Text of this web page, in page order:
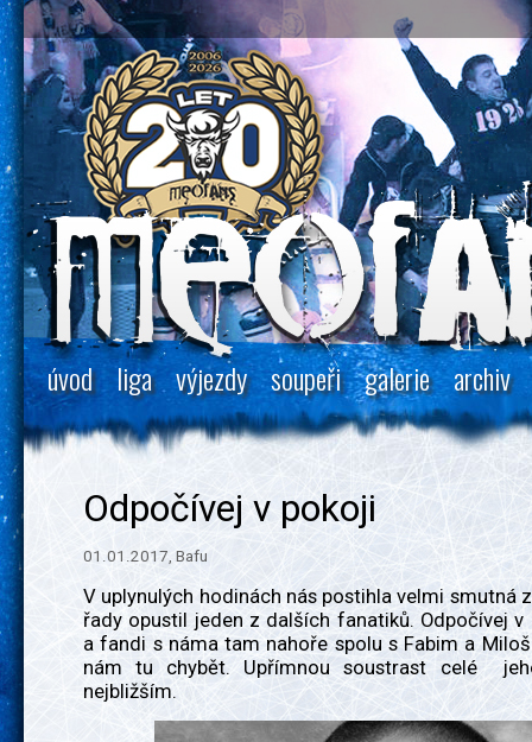
úvod liga výjezdy soupeři galerie archiv
Odpočívej v pokoji
01.01.2017, Bafu
V uplynulých hodinách nás postihla velmi smutná
řady opustil jeden z dalších fanatiků. Odpočívej v
a fandi s náma tam nahoře spolu s Fabim a
nám tu chybět. Upřímnou soustrast celé
nejbližším.